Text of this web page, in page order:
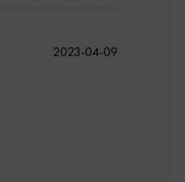
公
2023-04-09